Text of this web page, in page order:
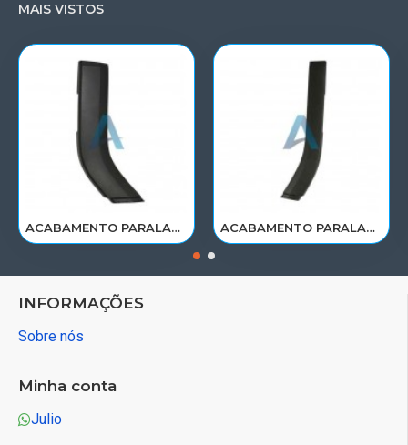
MAIS VISTOS
ACABAMENTO PARALAMA CABINE SCANIA NTG P/G/R/S LE PARTE TRAS 2297995 ACABAMENTO PARALAMA CABINE SCANIA NTG P/G/R/S LD PARTE TRAS 2297996
INFORMAÇÕES
Sobre nós
Minha conta
Julio